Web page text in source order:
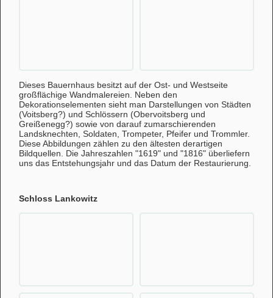
Dieses Bauernhaus besitzt auf der Ost- und Westseite
großflächige Wandmalereien. Neben den
Dekorationselementen sieht man Darstellungen von Städten
(Voitsberg?) und Schlössern (Obervoitsberg und
Greißenegg?) sowie von darauf zumarschierenden
Landsknechten, Soldaten, Trompeter, Pfeifer und Trommler.
Diese Abbildungen zählen zu den ältesten derartigen
Bildquellen. Die Jahreszahlen "1619" und "1816" überliefern
uns das Entstehungsjahr und das Datum der Restaurierung.
Schloss Lankowitz